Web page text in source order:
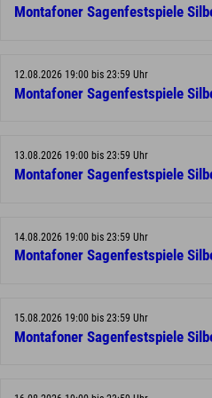
Montafoner Sagenfestspiele
12.08.2026 19:00 bis 23:59 Uhr
Montafoner Sagenfestspiele
13.08.2026 19:00 bis 23:59 Uhr
Montafoner Sagenfestspiele
14.08.2026 19:00 bis 23:59 Uhr
Montafoner Sagenfestspiele
15.08.2026 19:00 bis 23:59 Uhr
Montafoner Sagenfestspiele